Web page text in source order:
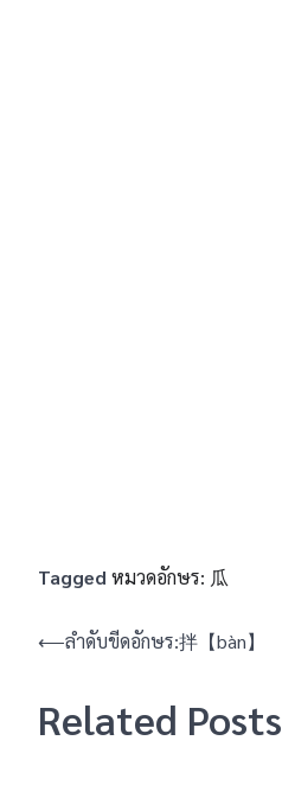
Tagged หมวดอักษร: 瓜
แนะแนว
⟵ลำดับขีดอักษร:拌【bàn】
Related Posts